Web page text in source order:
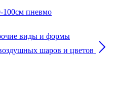
пневмо
виды и формы
шаров и цветов